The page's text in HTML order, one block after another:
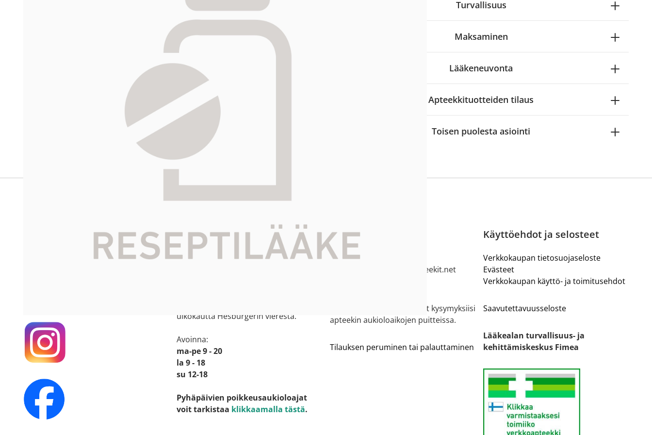
Reseptilääkkeiden tilaaminen edellyttää voimassa olevaa reseptiä, ja voit
-palvelusta. Tilausta varten sinun pitää ensin
tunnistautua. Apteekki käsittelee tilauksesi, jonka jälkeen voit maksaa ostoksesi.
Siirry reseptilääketilaukseen
Turvallisuus
Maksaminen
Lääkeneuvonta
Apteekkituotteiden tilaus
Toisen puolesta asiointi
Apteekin tiedot
Katso sijainti kartalla
ulkokautta Hesburgerin vierestä.
Avoinna:
ma-pe 9 - 20
la 9 - 18
su 12-18
Pyhäpäivien poikkeusaukioloajat
voit tarkistaa klikkaamalla tästä.
Asiakaspalvelu
010 235 2350
kangasala2.suorama@apteekit.net
Asiantuntijamme vastaavat kysymyksiisi
apteekin aukioloaikojen puitteissa.
Tilauksen peruminen tai palauttaminen
Käyttöehdot ja selosteet
Verkkokaupan tietosuojaseloste
Evästeet
Verkkokaupan käyttö- ja toimitusehdot
Saavutettavuusseloste
Lääkealan turvallisuus- ja
kehittämiskeskus Fimea